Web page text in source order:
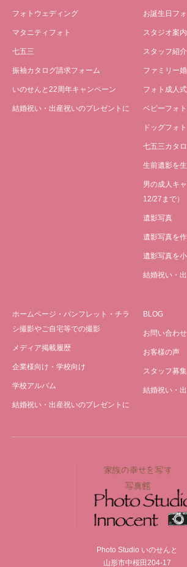
フォトウェディング
マタニティフォト
七五三
振袖カタログ請求フォーム
いのせんと22周年キャンペーン
結婚祝い・出産祝いのプレゼントに
お誕生日フォ
スタジオ案内
スタッフ紹介
ファミリー婚
フォト成人式
ベビーフォ
ドッグフォト
七五三カタ
生前遺影を
男の成人キ
12/27まで）
遺影写真
遺影写真を
遺影写真を
結婚祝い・
ホームページ・パンフレット・チラ
シ撮影やご自宅等での撮影
メディア掲載履歴
企業様向け・学校向け
学校アルバム
結婚祝い・出産祝いのプレゼントに
BLOG
お問い合わせ
お客様の声
スタッフ募集
結婚祝い・
Photo Studio いのせんと
山形市中桜田204-17